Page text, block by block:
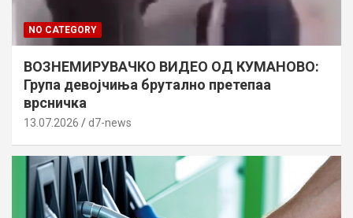
NO CATEGORY
ВОЗНЕМИРУВАЧКО ВИДЕО ОД КУМАНОВО:
Група девојчиња брутално претепаа
врсничка
13.07.2026 d7-news